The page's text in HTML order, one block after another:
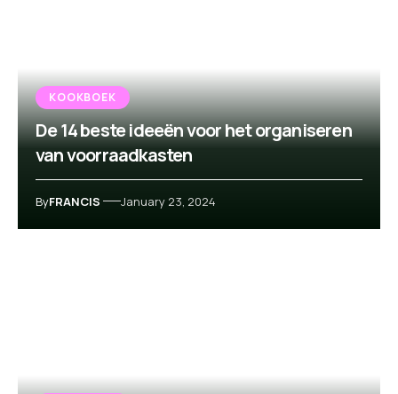
KOOKBOEK
De 14 beste ideeën voor het organiseren
van voorraadkasten
ByFRANCIS January 23, 2024